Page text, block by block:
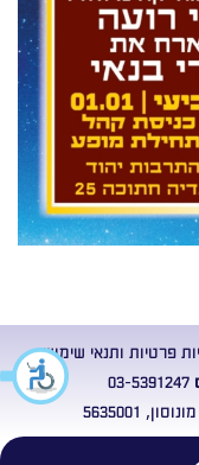
03-5391247
פרטיות ותנאי שימוש